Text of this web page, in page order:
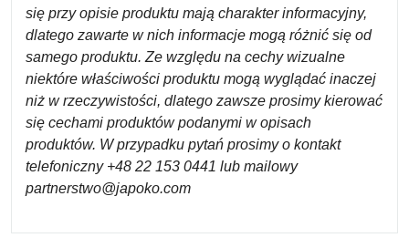
się przy opisie produktu mają charakter informacyjny,
dlatego zawarte w nich informacje mogą różnić się od
samego produktu. Ze względu na cechy wizualne
niektóre właściwości produktu mogą wyglądać inaczej
niż w rzeczywistości, dlatego zawsze prosimy kierować
się cechami produktów podanymi w opisach
produktów. W przypadku pytań prosimy o kontakt
telefoniczny +48 22 153 0441 lub mailowy
partnerstwo@japoko.com